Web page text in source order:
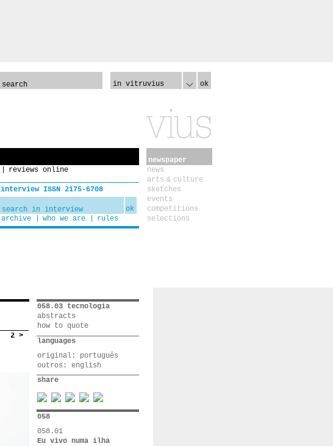
in vitruvius ok
reviews online
interview ISSN 2175-6708
ok
archive
who we are
rules
2 >
058.03 tecnologia
abstracts
how to quote
languages
original: português
outros: english
share
058
058.01
Eu vivo numa ilha
newspaper
news
arts & culture
sketches
events
competitions
selections